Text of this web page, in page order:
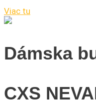
Viac tu
Dámska
CXS